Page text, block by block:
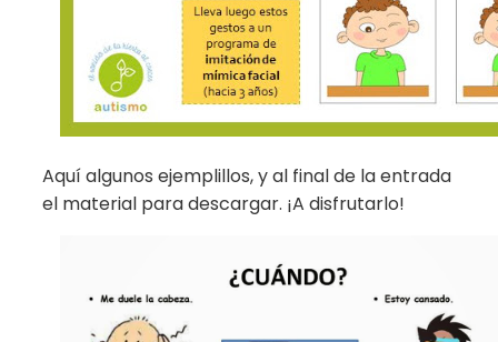
Aquí algunos ejemplillos, y al final de la entrada
el material para descargar. ¡A disfrutarlo!